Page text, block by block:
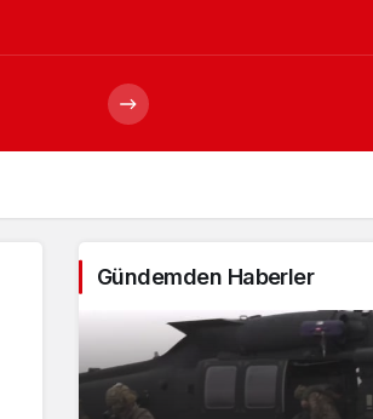
Gündüz Modu
Gündüz modunu seçin.
Gündemden Haberler